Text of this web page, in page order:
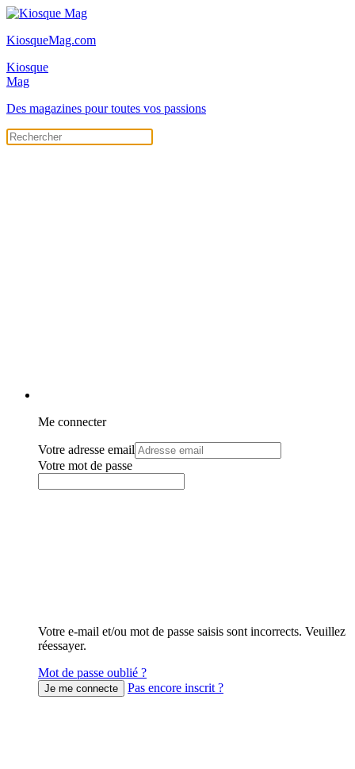
KiosqueMag.com
Kiosque
Mag
Des magazines pour toutes vos passions
Me connecter
Votre adresse email
Votre mot de passe
Votre e-mail et/ou mot de passe saisis sont incorrects. Veuillez
réessayer.
Mot de passe oublié ?
Pas encore inscrit ?